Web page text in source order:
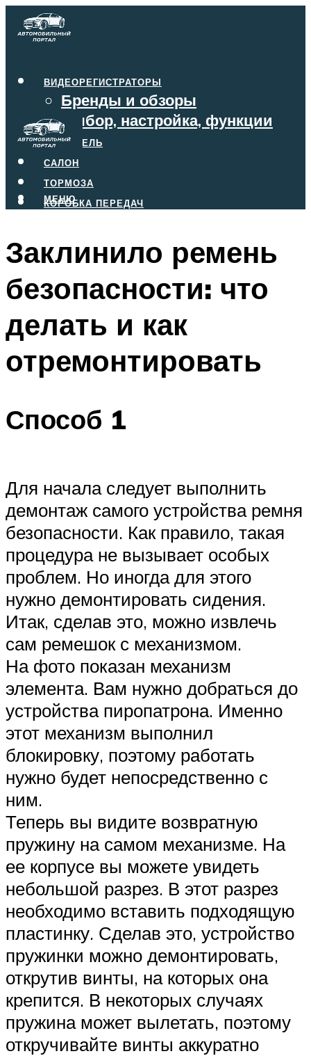
ВИДЕОРЕГИСТРАТОРЫ
Бренды и обзоры
Выбор, настройка, функции
ДВИГАТЕЛЬ
САЛОН
ТОРМОЗА
КОРОБКА ПЕРЕДАЧ
МЕНЮ
МЕНЮ
Заклинило ремень
безопасности: что
делать и как
отремонтировать
Способ 1
Для начала следует выполнить
демонтаж самого устройства ремня
безопасности. Как правило, такая
процедура не вызывает особых
проблем. Но иногда для этого
нужно демонтировать сидения.
Итак, сделав это, можно извлечь
сам ремешок с механизмом.
На фото показан механизм
элемента. Вам нужно добраться до
устройства пиропатрона. Именно
этот механизм выполнил
блокировку, поэтому работать
нужно будет непосредственно с
ним.
Теперь вы видите возвратную
пружину на самом механизме. На
ее корпусе вы можете увидеть
небольшой разрез. В этот разрез
необходимо вставить подходящую
пластинку. Сделав это, устройство
пружинки можно демонтировать,
открутив винты, на которых она
крепится. В некоторых случаях
пружина может вылетать, поэтому
откручивайте винты аккуратно